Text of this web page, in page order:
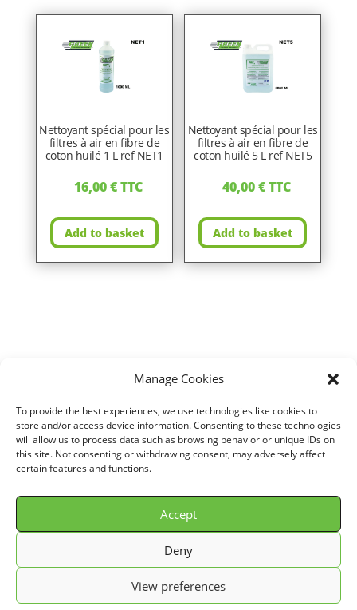
Manage Cookies
To provide the best experiences, we use technologies like cookies to
store and/or access device information. Consenting to these technologies
will allow us to process data such as browsing behavior or unique IDs on
this site. Not consenting or withdrawing consent, may adversely affect
certain features and functions.
Accept
Deny
View preferences
Nettoyant spécial pour les
filtres à air en fibre de
coton huilé 1 L ref NET1
16,00€TTC
Add to basket
Nettoyant spécial pour les
filtres à air en fibre de
coton huilé 5 L ref NET5
40,00€TTC
Add to basket
Home VOITURE FORD 2,0L i 16V EFi (116 cv)
/ Direct air
intake kit for FORD PROBE 2,0L i 16V EFi (116 cv) years 93>98 ref.
DWA029
© GREEN FILTER 2026. Tous droits réservés.
Conditions Générale de Vente (C.G.V.)